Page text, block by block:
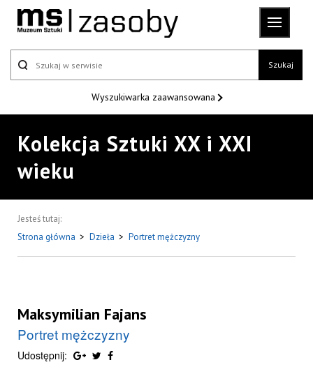
Szukaj
Wyszukiwarka zaawansowana
Kolekcja Sztuki XX i XXI
wieku
Jesteś tutaj:
Strona główna > Dzieła > Portret mężczyzny
Maksymilian Fajans
Portret mężczyzny
Udostępnij: